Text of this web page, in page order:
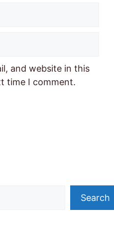
and website in this
time I comment.
Search